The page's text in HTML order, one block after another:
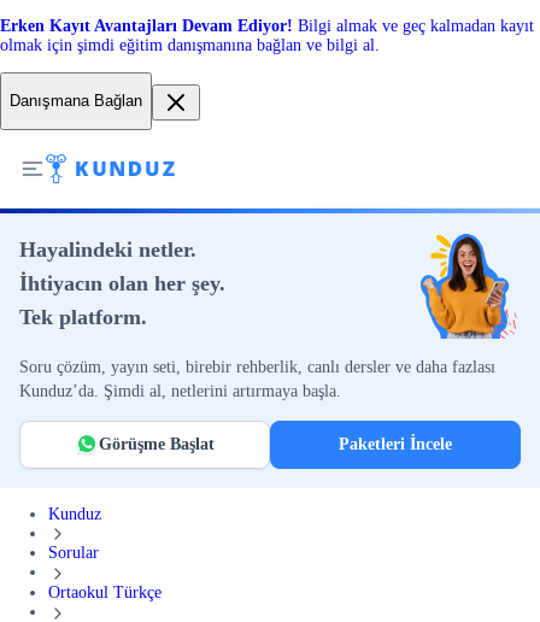
Erken Kayıt Avantajları Devam Ediyor! Bilgi almak ve geç kalmadan kayıt
olmak için şimdi eğitim danışmanına bağlan ve bilgi al.
Danışmana Bağlan
Hayalindeki netler.
İhtiyacın olan her şey.
Tek platform.
Soru çözüm, yayın seti, birebir rehberlik, canlı dersler ve daha fazlası
Kunduz’da. Şimdi al, netlerini artırmaya başla.
Görüşme Başlat Paketleri İncele
Kunduz
Sorular
Ortaokul Türkçe